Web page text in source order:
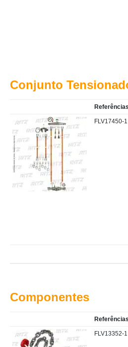
Conjunto
Referências
FLV17450-1
Componentes
Referências
FLV13352-1